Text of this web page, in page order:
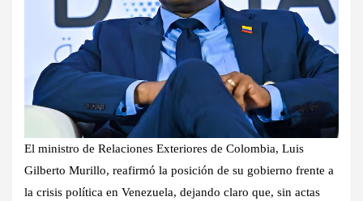
El ministro de Relaciones Exteriores de Colombia, Luis
Gilberto Murillo, reafirmó la posición de su gobierno frente a
la crisis política en Venezuela, dejando claro que, sin actas